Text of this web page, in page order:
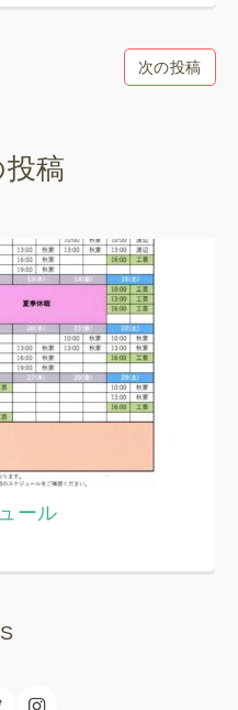
次の投稿
稿
ール